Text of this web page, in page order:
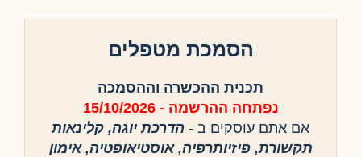
הסמכת מטפלים
תכנית ההכשרה וההסמכה
נפתחה ההרשמה - 15/10/2026
אם אתם עוסקים ב - הדרכת יוגה, קלינאות
תקשורת, פיזיותרפיה, אוסטיאופטיה, אימון